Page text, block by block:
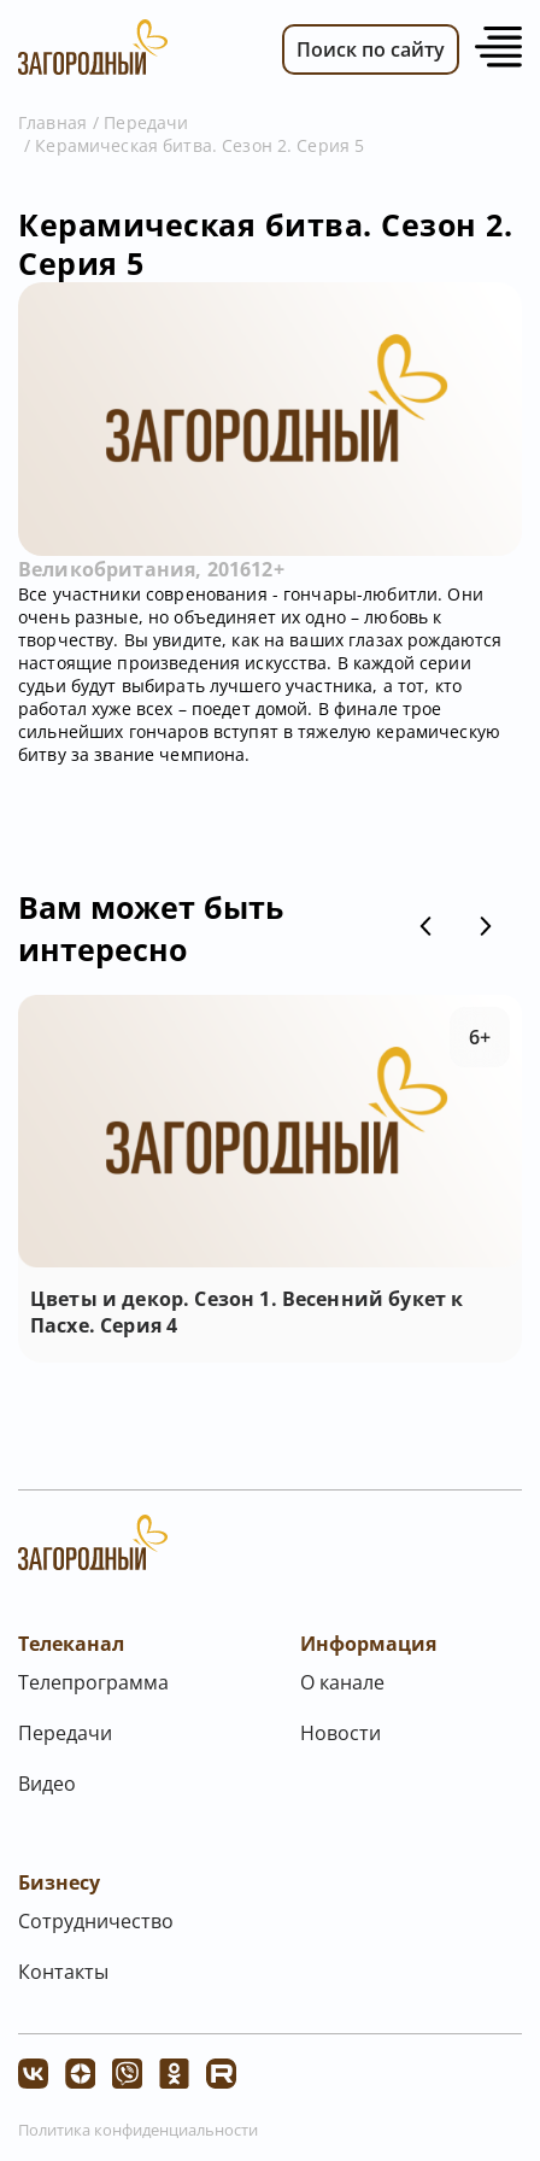
ПЕРЕДАЧИ
РЕКЛАМОДАТЕЛЯМ
Поиск по сайту
Главная
Передачи
Керамическая битва. Сезон 2. Серия 5
Керамическая битва. Сезон 2.
Серия 5
Великобритания, 201612+
Все участники совренования - гончары-любитли. Они
очень разные, но объединяет их одно – любовь к
творчеству. Вы увидите, как на ваших глазах рождаются
настоящие произведения искусства. В каждой серии
судьи будут выбирать лучшего участника, а тот, кто
работал хуже всех – поедет домой. В финале трое
сильнейших гончаров вступят в тяжелую керамическую
битву за звание чемпиона.
Вам может быть
интересно
Цветы и декор. Сезон 1. Весенний букет к
Пасхе. Серия 4
6+
Телеканал
Телепрограмма
Передачи
Видео
Информация
О канале
Новости
Бизнесу
Сотрудничество
Контакты
Политика конфиденциальности